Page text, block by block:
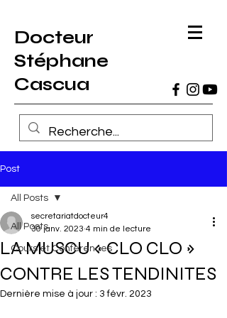
Docteur
Stéphane
Cascua
Post
All Posts
Cours et Conférences
All Posts
LA MUSCU « CLO CLO »
CONTRE LES TENDINITES
secretariatdocteur4
30 janv. 2023 4 min de lecture
Dernière mise à jour : 3 févr. 2023